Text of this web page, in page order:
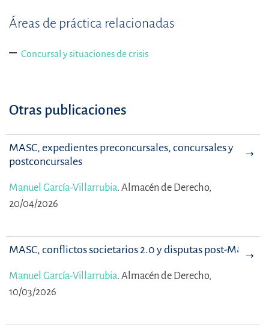
Áreas de práctica relacionadas
Concursal y situaciones de crisis
Otras publicaciones
MASC, expedientes preconcursales, concursales y
postconcursales
Manuel García-Villarrubia. Almacén de Derecho,
20/04/2026
MASC, conflictos societarios 2.0 y disputas post-M&A
Manuel García-Villarrubia. Almacén de Derecho,
10/03/2026